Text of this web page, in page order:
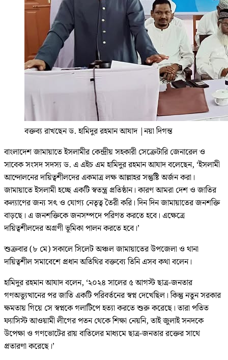
বক্তব্য রাখছেন ড. হামিদুর রহমান আযাদ |নয়া দিগন্ত
বাংলাদেশ জামায়াতে ইসলামীর কেন্দ্রীয় সহকারী সেক্রেটারি জেনারেল ও
সাবেক সংসদ সদস্য ড. এ এইচ এম হামিদুর রহমান আযাদ বলেছেন, ‘ইসলামী
আন্দোলনের দায়িত্বশীলদের একমাত্র লক্ষ আল্লাহর সন্তুষ্টি অর্জন করা।
জামায়াতে ইসলামী হচ্ছে একটি স্বতন্ত্র প্রতিষ্ঠান। কারণ আমরা দেশ ও জাতির
কল্যাণের জন্য সৎ ও যোগ্য নেতৃত্ব তৈরী করি। দিন দিন জামায়াতের জনশক্তি
বাড়ছে। এ জনশক্তিকে জনসম্পদে পরিণত করতে হবে। এক্ষেত্রে
দায়িত্বশীলদের অগ্রণী ভূমিকা পালন করতে হবে।’
শুক্রবার (৮ মে) সকালে সিলেট অঞ্চল জামায়াতের উপজেলা ও থানা
দায়িত্বশীল সমাবেশে প্রধান অতিথির বক্তব্যে তিনি এসব কথা বলেন।
হামিদুর রহমান আযাদ বলেন, ‘২০২৪ সালের ৫ আগস্ট ছাত্র-জনতার
গণঅভ্যুত্থানের পর জাতি একটি পরিবর্তনের স্বপ্ন দেখেছিল। কিন্তু নতুন সরকার
ক্ষমতায় গিয়ে সে স্বপ্নকে গলাটিপে হত্যা করতে শুরু করেছে। তারা পতিত
ফ্যাসিস্ট আওয়ামী লীগের পতন থেকে শিক্ষা নেয়নি, তাই জুলাই সনদকে
উপেক্ষা ও গণভোটের রায় বাতিলের মাধ্যমে ছাত্র-জনতার রক্তের সাথে
প্রতারণা করেছে।’